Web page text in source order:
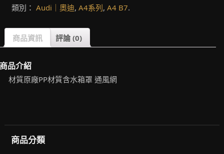
類別： Audi｜奧迪, A4系列, A4 B7.
商品資訊 評論 (0)
品介紹
材質原廠PP材質含水箱罩 通風網
商品分類